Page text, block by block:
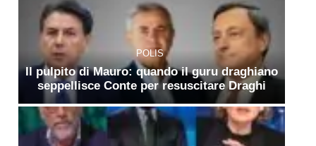
POLIS
Il pulpito di Mauro: quando il guru draghiano
seppellisce Conte per resuscitare Draghi